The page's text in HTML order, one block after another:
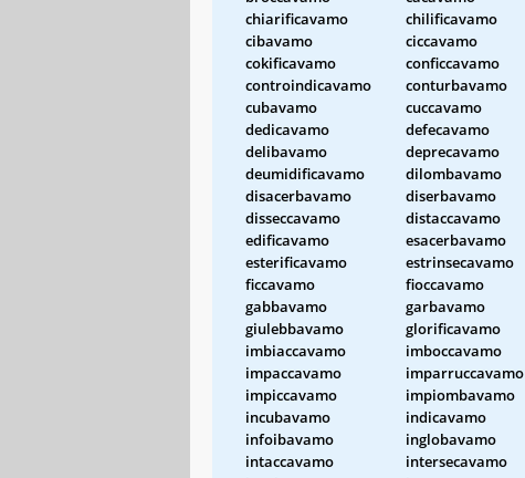
chiarificavamo
chilificavamo
cibavamo
ciccavamo
cokificavamo
conficcavamo
controindicavamo
conturbavamo
cubavamo
cuccavamo
dedicavamo
defecavamo
delibavamo
deprecavamo
deumidificavamo
dilombavamo
disacerbavamo
diserbavamo
disseccavamo
distaccavamo
edificavamo
esacerbavamo
esterificavamo
estrinsecavamo
ficcavamo
fioccavamo
gabbavamo
garbavamo
giulebbavamo
glorificavamo
imbiaccavamo
imboccavamo
impaccavamo
imparruccavamo
impiccavamo
impiombavamo
incubavamo
indicavamo
infoibavamo
inglobavamo
intaccavamo
intersecavamo